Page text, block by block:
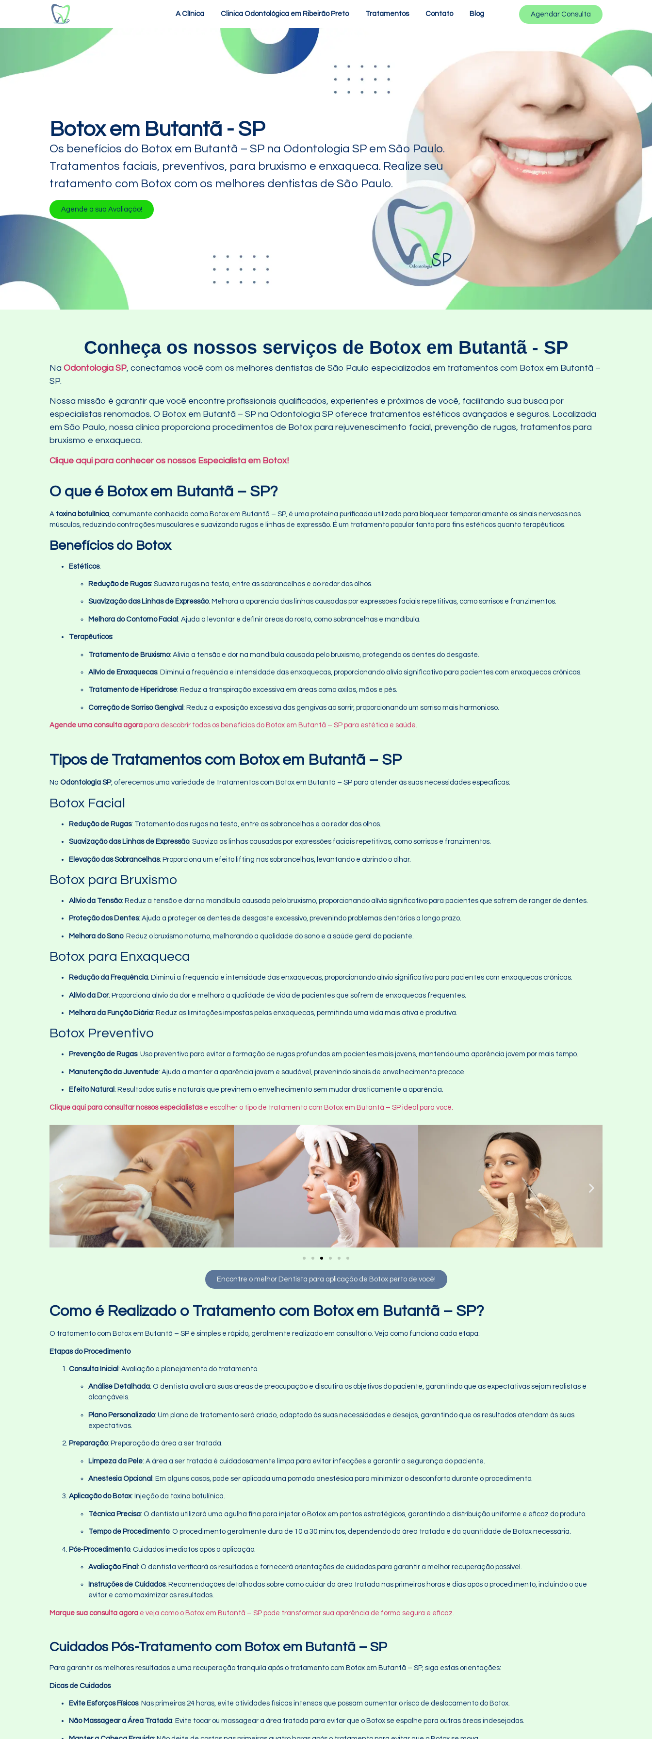
A Clínica Clinica Odontológica em Ribeirão Preto Tratamentos Contato Blog Agendar Consulta
Botox em Butantã - SP
Os benefícios do Botox em Butantã – SP na Odontologia SP em São Paulo.
Tratamentos faciais, preventivos, para bruxismo e enxaqueca. Realize seu
tratamento com Botox com os melhores dentistas de São Paulo.
Agende a sua Avaliação!
Conheça os nossos serviços de Botox em Butantã - SP
Na Odontologia SP, conectamos você com os melhores dentistas de São Paulo especializados em tratamentos com Botox em Butantã –
SP.
Nossa missão é garantir que você encontre profissionais qualificados, experientes e próximos de você, facilitando sua busca por
especialistas renomados. O Botox em Butantã – SP na Odontologia SP oferece tratamentos estéticos avançados e seguros. Localizada
em São Paulo, nossa clínica proporciona procedimentos de Botox para rejuvenescimento facial, prevenção de rugas, tratamentos para
bruxismo e enxaqueca.
Clique aqui para conhecer os nossos Especialista em Botox!
O que é Botox em Butantã – SP?
A toxina botulínica, comumente conhecida como Botox em Butantã – SP, é uma proteína purificada utilizada para bloquear temporariamente os sinais nervosos nos
músculos, reduzindo contrações musculares e suavizando rugas e linhas de expressão. É um tratamento popular tanto para fins estéticos quanto terapêuticos.
Benefícios do Botox
Estéticos:
Redução de Rugas: Suaviza rugas na testa, entre as sobrancelhas e ao redor dos olhos.
Suavização das Linhas de Expressão: Melhora a aparência das linhas causadas por expressões faciais repetitivas, como sorrisos e franzimentos.
Melhora do Contorno Facial : Ajuda a levantar e definir áreas do rosto, como sobrancelhas e mandíbula.
Terapêuticos:
Tratamento de Bruxismo: Alivia a tensão e dor na mandíbula causada pelo bruxismo, protegendo os dentes do desgaste.
Alívio de Enxaquecas: Diminui a frequência e intensidade das enxaquecas, proporcionando alívio significativo para pacientes com enxaquecas crônicas.
Tratamento de Hiperidrose: Reduz a transpiração excessiva em áreas como axilas, mãos e pés.
Correção de Sorriso Gengival : Reduz a exposição excessiva das gengivas ao sorrir, proporcionando um sorriso mais harmonioso.
Agende uma consulta agora para descobrir todos os benefícios do Botox em Butantã – SP para estética e saúde.
Tipos de Tratamentos com Botox em Butantã – SP
Na Odontologia SP, oferecemos uma variedade de tratamentos com Botox em Butantã – SP para atender às suas necessidades específicas:
Botox Facial
Redução de Rugas: Tratamento das rugas na testa, entre as sobrancelhas e ao redor dos olhos.
Suavização das Linhas de Expressão: Suaviza as linhas causadas por expressões faciais repetitivas, como sorrisos e franzimentos.
Elevação das Sobrancelhas: Proporciona um efeito lifting nas sobrancelhas, levantando e abrindo o olhar.
Botox para Bruxismo
Alívio da Tensão: Reduz a tensão e dor na mandíbula causada pelo bruxismo, proporcionando alívio significativo para pacientes que sofrem de ranger de dentes.
Proteção dos Dentes: Ajuda a proteger os dentes de desgaste excessivo, prevenindo problemas dentários a longo prazo.
Melhora do Sono: Reduz o bruxismo noturno, melhorando a qualidade do sono e a saúde geral do paciente.
Botox para Enxaqueca
Redução da Frequência: Diminui a frequência e intensidade das enxaquecas, proporcionando alívio significativo para pacientes com enxaquecas crônicas.
Alívio da Dor: Proporciona alívio da dor e melhora a qualidade de vida de pacientes que sofrem de enxaquecas frequentes.
Melhora da Função Diária: Reduz as limitações impostas pelas enxaquecas, permitindo uma vida mais ativa e produtiva.
Botox Preventivo
Prevenção de Rugas: Uso preventivo para evitar a formação de rugas profundas em pacientes mais jovens, mantendo uma aparência jovem por mais tempo.
Manutenção da Juventude: Ajuda a manter a aparência jovem e saudável, prevenindo sinais de envelhecimento precoce.
Efeito Natural : Resultados sutis e naturais que previnem o envelhecimento sem mudar drasticamente a aparência.
Clique aqui para consultar nossos especialistase escolher o tipo de tratamento com Botox em Butantã – SP ideal para você.
Encontre o melhor Dentista para aplicação de Botox perto de você!
Como é Realizado o Tratamento com Botox em Butantã – SP?
O tratamento com Botox em Butantã – SP é simples e rápido, geralmente realizado em consultório. Veja como funciona cada etapa:
Etapas do Procedimento
Consulta Inicial : Avaliação e planejamento do tratamento.
Análise Detalhada: O dentista avaliará suas áreas de preocupação e discutirá os objetivos do paciente, garantindo que as expectativas sejam realistas e
alcançáveis.
Plano Personalizado: Um plano de tratamento será criado, adaptado às suas necessidades e desejos, garantindo que os resultados atendam às suas
expectativas.
Preparação: Preparação da área a ser tratada.
Limpeza da Pele: A área a ser tratada é cuidadosamente limpa para evitar infecções e garantir a segurança do paciente.
Anestesia Opcional : Em alguns casos, pode ser aplicada uma pomada anestésica para minimizar o desconforto durante o procedimento.
Aplicação do Botox: Injeção da toxina botulínica.
Técnica Precisa: O dentista utilizará uma agulha fina para injetar o Botox em pontos estratégicos, garantindo a distribuição uniforme e eficaz do produto.
Tempo de Procedimento: O procedimento geralmente dura de 10 a 30 minutos, dependendo da área tratada e da quantidade de Botox necessária.
Pós-Procedimento: Cuidados imediatos após a aplicação.
Avaliação Final : O dentista verificará os resultados e fornecerá orientações de cuidados para garantir a melhor recuperação possível.
Instruções de Cuidados: Recomendações detalhadas sobre como cuidar da área tratada nas primeiras horas e dias após o procedimento, incluindo o que
evitar e como maximizar os resultados.
Marque sua consulta agora e veja como o Botox em Butantã – SP pode transformar sua aparência de forma segura e eficaz.
Cuidados Pós-Tratamento com Botox em Butantã – SP
Para garantir os melhores resultados e uma recuperação tranquila após o tratamento com Botox em Butantã – SP, siga estas orientações:
Dicas de Cuidados
Evite Esforços Físicos: Nas primeiras 24 horas, evite atividades físicas intensas que possam aumentar o risco de deslocamento do Botox.
Não Massagear a Área Tratada: Evite tocar ou massagear a área tratada para evitar que o Botox se espalhe para outras áreas indesejadas.